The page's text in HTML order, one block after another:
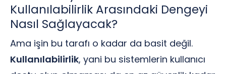
Kullanılabilirlik Arasındaki Dengeyi
Nasıl Sağlayacak?
Ama işin bu tarafı o kadar da basit değil.
Kullanılabilirlik, yani bu sistemlerin kullanıcı